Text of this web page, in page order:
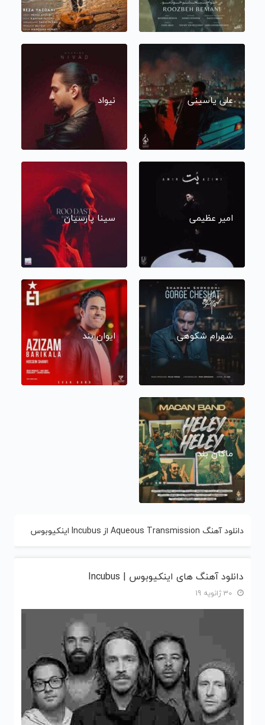
علی یاسینی نیواد
امیر عظیمی سینا پارسیان
شهرام شکوهی ایوان بند
ماکان بند
دانلود آهنگ Aqueous Transmission از Incubus اینکیوبوس
دانلود آهنگ های اینکیوبوس | Incubus